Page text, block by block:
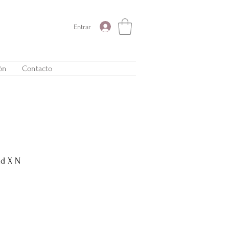
Entrar
Contacto
X N